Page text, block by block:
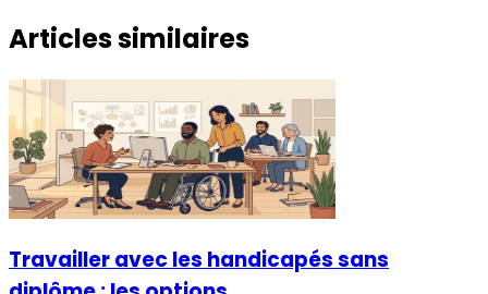
Articles similaires
Travailler avec les handicapés sans